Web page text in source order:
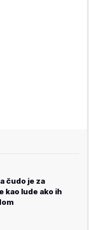
čudo je za
kao lude ako ih